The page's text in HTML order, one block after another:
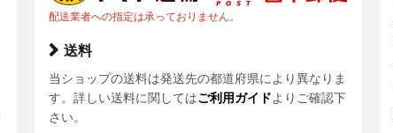
配送業者への指定は承っておりません。
送料
当ショップの送料は発送先の都道府県により異なりま
す。詳しい送料に関してはご利用ガイドよりご確認下
さい。